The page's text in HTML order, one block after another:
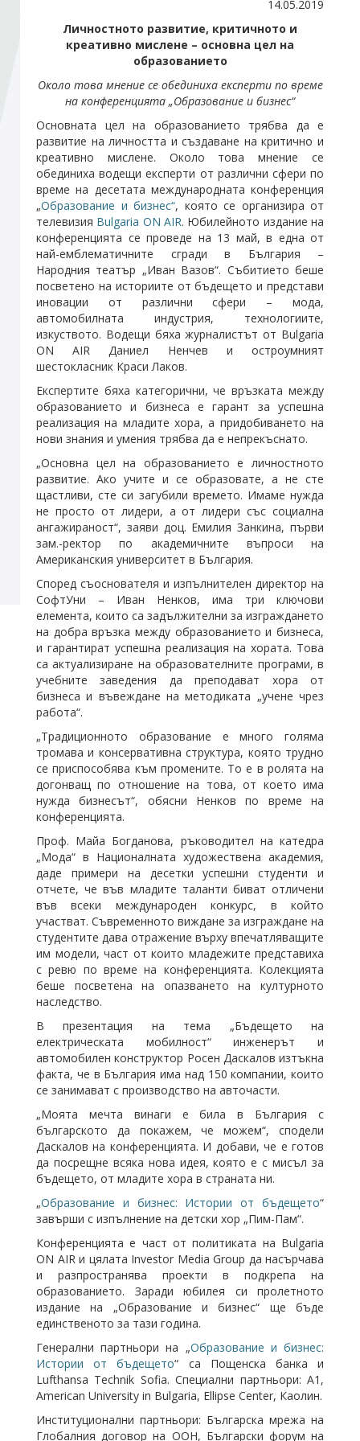
Стани член
Абонирайте се!
14.05.2019
Личностното развитие, критичното и
креативно мислене – основна цел на
образованието
Около това мнение се обединиха експерти по време
на конференцията „Образование и бизнес“
Основната цел на образованието трябва да e
развитие на личността и създаване на критично и
креативно мислене. Около това мнение се
обединиха водещи експерти от различни сфери по
време на десетата международната конференция
„Образование и бизнес“, която се организира от
телевизия Bulgaria ON AIR. Юбилейното издание на
конференцията се проведе на 13 май, в една от
най-емблематичните сгради в България –
Народния театър „Иван Вазов“. Събитието беше
посветено на историите от бъдещето и представи
иновации от различни сфери – мода,
автомобилната индустрия, технологиите,
изкуството. Водещи бяха журналистът от Bulgaria
ON AIR Даниел Ненчев и остроумният
шестокласник Краси Лаков.
Експертите бяха категорични, че връзката между
образованието и бизнеса е гарант за успешна
реализация на младите хора, а придобиването на
нови знания и умения трябва да е непрекъснато.
„Основна цел на образованието е личностното
развитие. Ако учите и се образовате, а не сте
щастливи, сте си загубили времето. Имаме нужда
не просто от лидери, а от лидери със социална
ангажираност“, заяви доц. Емилия Занкина, първи
зам.-ректор по академичните въпроси на
Американския университет в България.
Според съоснователя и изпълнителен директор на
СофтУни – Иван Ненков, има три ключови
елемента, които са задължителни за изграждането
на добра връзка между образованието и бизнеса,
и гарантират успешна реализация на хората. Това
са актуализиране на образователните програми, в
учебните заведения да преподават хора от
бизнеса и въвеждане на методиката „учене чрез
работа“.
„Традиционното образование е много голяма
тромава и консервативна структура, която трудно
се приспособява към промените. То е в ролята на
догонващ по отношение на това, от което има
нужда бизнесът“, обясни Ненков по време на
конференцията.
Проф. Майа Богданова, ръководител на катедра
„Мода“ в Националната художествена академия,
даде примери на десетки успешни студенти и
отчете, че във младите таланти биват отличени
във всеки международен конкурс, в който
участват. Съвременното виждане за изграждане на
студентите дава отражение върху впечатляващите
им модели, част от които младежите представиха
с ревю по време на конференцията. Колекцията
беше посветена на опазването на културното
наследство.
В презентация на тема „Бъдещето на
електрическата мобилност“ инженерът и
автомобилен конструктор Росен Даскалов изтъкна
факта, че в България има над 150 компании, които
се занимават с производство на авточасти.
„Моята мечта винаги е била в България с
българското да покажем, че можем“, сподели
Даскалов на конференцията. И добави, че е готов
да посрещне всяка нова идея, която е с мисъл за
бъдещето, от младите хора в страната ни.
„Образование и бизнес: Истории от бъдещето“
завърши с изпълнение на детски хор „Пим-Пам“.
Конференцията е част от политиката на Bulgaria
ON AIR и цялата Investor Media Group да насърчава
и разпространява проекти в подкрепа на
образованието. Заради юбилея си пролетното
издание на „Образование и бизнес“ ще бъде
единственото за тази година.
Генерални партньори на „Образование и бизнес:
Истории от бъдещето“ са Пощенска банка и
Lufthansa Technik Sofia. Специални партньори: A1,
American University in Bulgaria, Ellipse Center, Каолин.
Институционални партньори: Българска мрежа на
Глобалния договор на ООН, Български форум на